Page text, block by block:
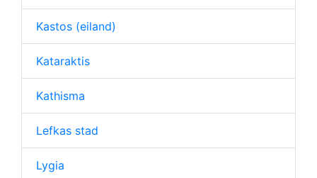
Kastos (eiland)
Kataraktis
Kathisma
Lefkas stad
Lygia